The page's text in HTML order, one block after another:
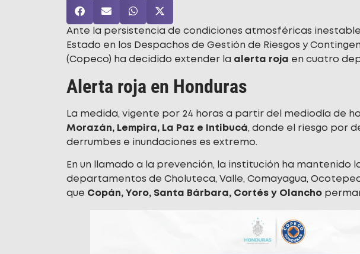
Ante la persistencia de condiciones atmosféricas
Estado en los Despachos de Gestión de Riesgos y
(Copeco) ha decidido extender la alerta roja en cuatro
Alerta roja en Honduras
La medida, vigente por 24 horas a partir del mediodía de
Morazán, Lempira, La Paz e Intibucá, donde el riesgo por
derrumbes e inundaciones es extremo.
En un llamado a la prevención, la institución ha mantenido
departamentos de Choluteca, Valle, Comayagua,
que Copán, Yoro, Santa Bárbara, Cortés y Olancho